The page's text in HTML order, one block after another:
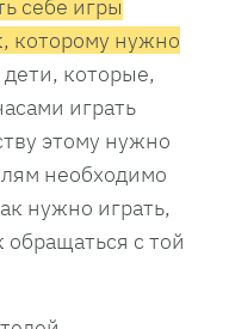
себе игры
которому нужно
которые,
играть
этому нужно
необходимо
нужно играть,
с той